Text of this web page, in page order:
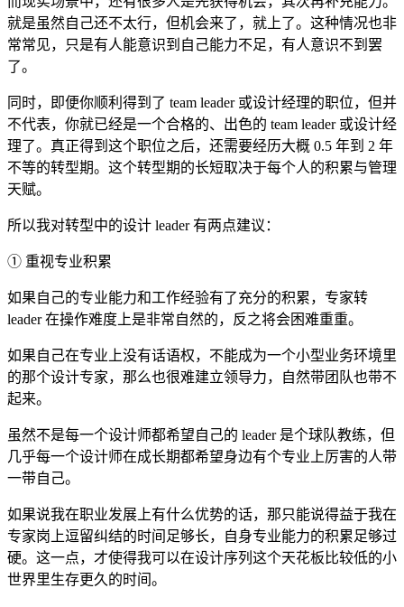
就是虽然自己还不太行，但机会来了，就上了。这种情况也非
常常见，只是有人能意识到自己能力不足，有人意识不到罢
了。
同时，即便你顺利得到了 team leader 或设计经理的职位，但并
不代表，你就已经是一个合格的、出色的 team leader 或设计经
理了。真正得到这个职位之后，还需要经历大概 0.5 年到 2 年
不等的转型期。这个转型期的长短取决于每个人的积累与管理
天赋。
所以我对转型中的设计 leader 有两点建议：
① 重视专业积累
如果自己的专业能力和工作经验有了充分的积累，专家转
leader 在操作难度上是非常自然的，反之将会困难重重。
如果自己在专业上没有话语权，不能成为一个小型业务环境里
的那个设计专家，那么也很难建立领导力，自然带团队也带不
起来。
虽然不是每一个设计师都希望自己的 leader 是个球队教练，但
几乎每一个设计师在成长期都希望身边有个专业上厉害的人带
一带自己。
如果说我在职业发展上有什么优势的话，那只能说得益于我在
专家岗上逗留纠结的时间足够长，自身专业能力的积累足够过
硬。这一点，才使得我可以在设计序列这个天花板比较低的小
世界里生存更久的时间。